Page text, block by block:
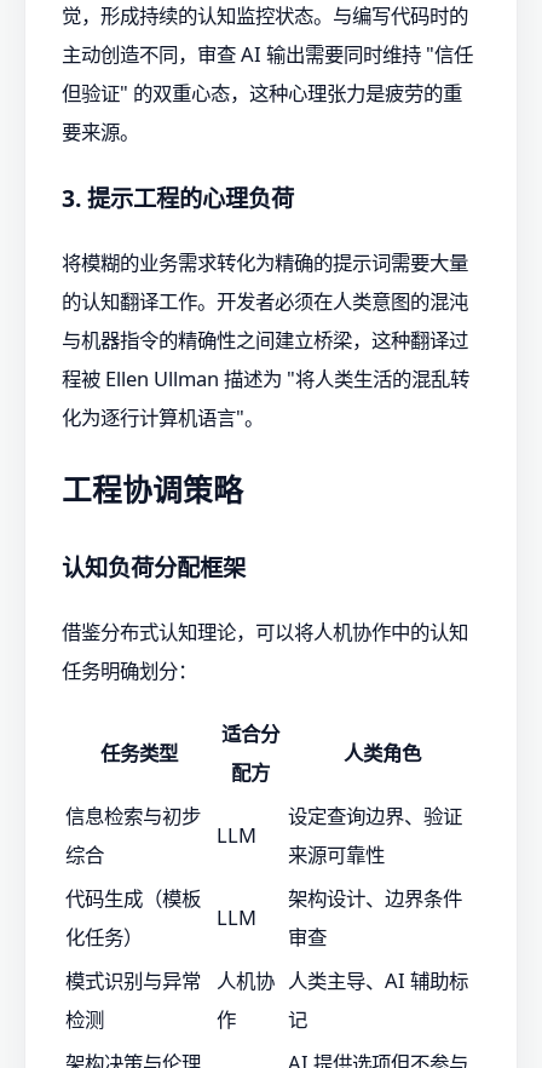
觉，形成持续的认知监控状态。与编写代码时的
主动创造不同，审查 AI 输出需要同时维持 "信任
但验证" 的双重心态，这种心理张力是疲劳的重
要来源。
3. 提示工程的心理负荷
将模糊的业务需求转化为精确的提示词需要大量
的认知翻译工作。开发者必须在人类意图的混沌
与机器指令的精确性之间建立桥梁，这种翻译过
程被 Ellen Ullman 描述为 "将人类生活的混乱转
化为逐行计算机语言"。
工程协调策略
认知负荷分配框架
借鉴分布式认知理论，可以将人机协作中的认知
任务明确划分：
任务类型
适合分
配方
人类角色
信息检索与初步
综合
LLM
设定查询边界、验证
来源可靠性
代码生成（模板
化任务）
LLM
架构设计、边界条件
审查
模式识别与异常
检测
人机协
作
人类主导、AI 辅助标
记
架构决策与伦理
AI 提供选项但不参与